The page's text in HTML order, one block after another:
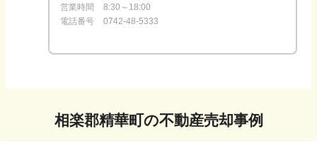
営業時間
8:30～18:00
電話番号
0742-48-5333
相楽郡精華町の不動産売却事例